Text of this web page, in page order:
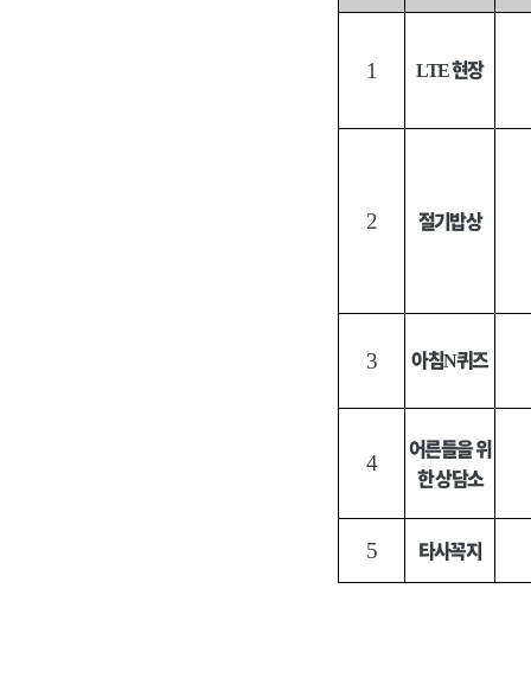
1 LTE현장
2 절기밥상
3 아침N퀴즈
4
어른들을 위
한 상담소
5 타사꼭지